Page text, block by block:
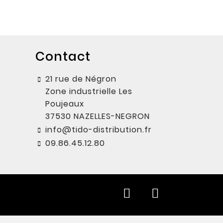
Contact
21 rue de Négron
Zone industrielle Les
Poujeaux
37530 NAZELLES-NEGRON
info@tido-distribution.fr
09.86.45.12.80